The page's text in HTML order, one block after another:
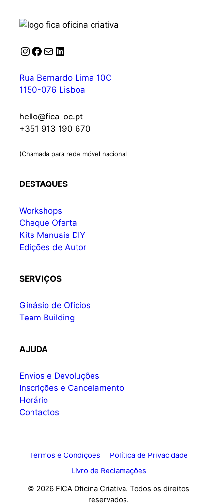
Instagram
Facebook
Correio
LinkedIn
Rua Bernardo Lima 10C
1150-076 Lisboa
hello@fica-oc.pt
+351 913 190 670
(Chamada para rede móvel nacional
DESTAQUES
Workshops
Cheque Oferta
Kits Manuais DIY
Edições de Autor
SERVIÇOS
Ginásio de Ofícios
Team Building
AJUDA
Envios e Devoluções
Inscrições e Cancelamento
Horário
Contactos
Termos e Condições
Política de Privacidade
Livro de Reclamações
© 2026 FICA Oficina Criativa. Todos os direitos
reservados.